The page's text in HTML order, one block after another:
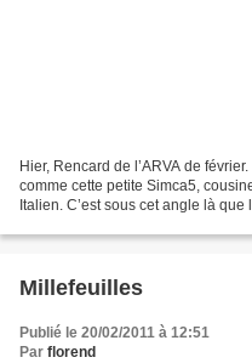
Hier, Rencard de l’ARVA de
comme cette petite Simca5,
Italien. C’est sous cet angle là
Millefeuilles
Publié le 20/02/2011 à 12:51
Par florend